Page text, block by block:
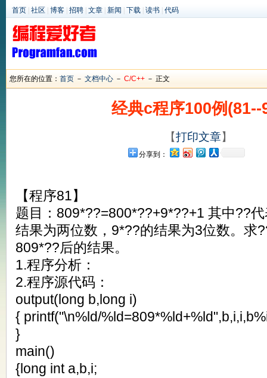
首页 社区 博客 招聘 文章 新闻 下载 读书 代码
您所在的位置： 首页 － 文档中心 － C/C++ － 正文
经典c程序100例(81--
【打印文章】
分享到：
【程序81】
题目：809*??=800*??+9*??+1 其中??
结果为两位数，9*??的结果为3位数。求
809*??后的结果。
1.程序分析：
2.程序源代码：
output(long b,long i)
{ printf("\n%ld/
}
main()
{long int a,b,i;